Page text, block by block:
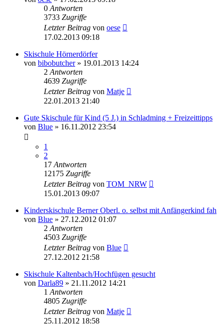
0 Antworten
3733 Zugriffe
Letzter Beitrag von oese
17.02.2013 09:18
Skischule Hörnerdörfer
von bibobutcher» 19.01.2013 14:24
2 Antworten
4639 Zugriffe
Letzter Beitrag von Matje
22.01.2013 21:40
Gute Skischule für Kind (5 J.) in Schladming + Freizeittipps
von Blue » 16.11.2012 23:54
1
2
17 Antworten
12175 Zugriffe
Letzter Beitrag von TOM_NRW
15.01.2013 09:07
Kinderskischule Berner Oberl. o. selbst mit Anfängerkind fah
von Blue » 27.12.2012 01:07
2 Antworten
4503 Zugriffe
Letzter Beitrag von Blue
27.12.2012 21:58
Skischule Kaltenbach/Hochfügen gesucht
von Darla89 » 21.11.2012 14:21
1 Antworten
4805 Zugriffe
Letzter Beitrag von Matje
25.11.2012 18:58